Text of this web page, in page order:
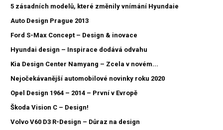
5 zásadních modelů, které změnily vnímání Hyundaie
Auto Design Prague 2013
Ford S-Max Concept – Design & inovace
Hyundai design – Inspirace dodává odvahu
Kia Design Center Namyang – Zcela v novém...
Nejočekávanější automobilové novinky roku 2020
Opel Design 1964 – 2014 – První v Evropě
Škoda Vision C – Design!
Volvo V60 D3 R-Design – Důraz na design